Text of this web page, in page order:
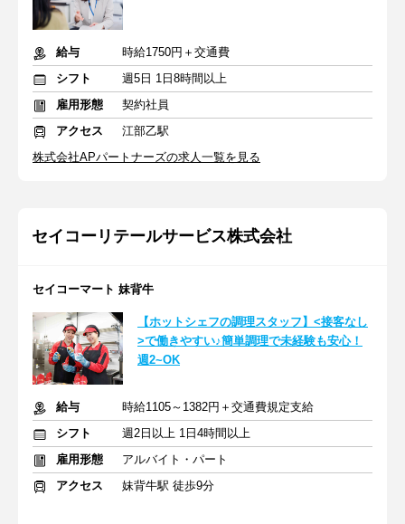
給与
時給1750円＋交通費
シフト
週5日 1日8時間以上
雇用形態
契約社員
アクセス
江部乙駅
株式会社APパートナーズの求人一覧を見る
セイコーリテールサービス株式会社
セイコーマート 妹背牛
【ホットシェフの調理スタッフ】<接客なし
>で働きやすい♪簡単調理で未経験も安心！
週2~OK
給与
時給1105～1382円＋交通費規定支給
シフト
週2日以上 1日4時間以上
雇用形態
アルバイト・パート
アクセス
妹背牛駅 徒歩9分